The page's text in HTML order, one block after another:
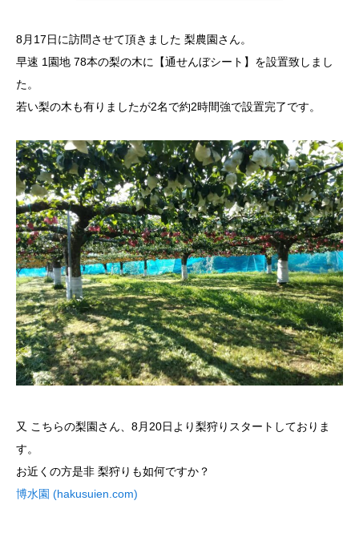
8月17日に訪問させて頂きました 梨農園さん。
早速 1園地 78本の梨の木に【通せんぼシート】を設置致しまし
た。
若い梨の木も有りましたが2名で約2時間強で設置完了です。
又 こちらの梨園さん、 8月20日より梨狩りスタートしておりま
す。
お近くの方是非 梨狩りも如何ですか？
博水園 (hakusuien.com)